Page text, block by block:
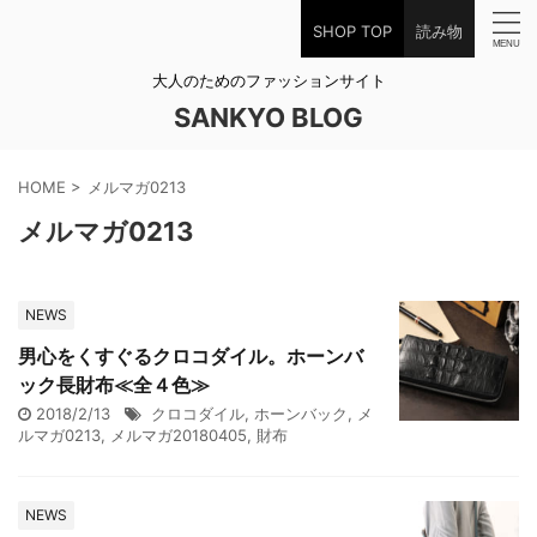
SHOP TOP 読み物
大人のためのファッションサイト
SANKYO BLOG
HOME > メルマガ0213
メルマガ0213
NEWS
男心をくすぐるクロコダイル。ホーンバ
ック長財布≪全４色≫
2018/2/13 クロコダイル, ホーンバック, メ
ルマガ0213, メルマガ20180405, 財布
NEWS